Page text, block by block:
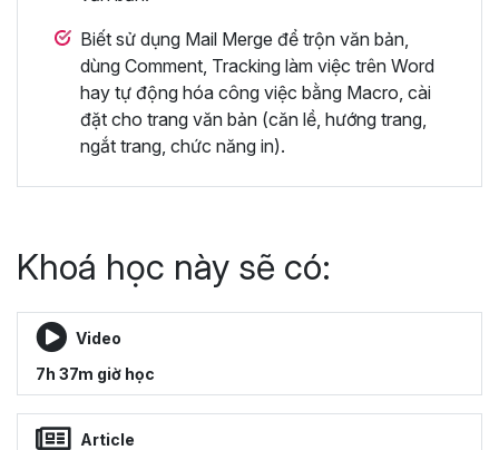
Biết sử dụng Mail Merge để trộn văn bản,
dùng Comment, Tracking làm việc trên Word
hay tự động hóa công việc bằng Macro, cài
đặt cho trang văn bản (căn lề, hướng trang,
ngắt trang, chức năng in).
Khoá học này sẽ có:
Video
7h 37m giờ học
Article